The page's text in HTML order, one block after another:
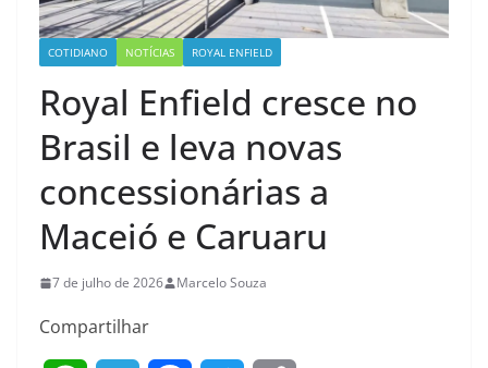
COTIDIANO NOTÍCIAS ROYAL ENFIELD
Royal Enfield cresce no
Brasil e leva novas
concessionárias a
Maceió e Caruaru
7 de julho de 2026 Marcelo Souza
Compartilhar